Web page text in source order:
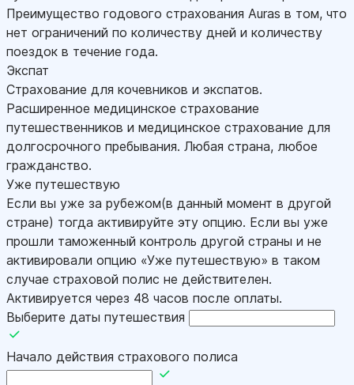
Преимущество годового страхования Auras в том, что
нет ограничений по количеству дней и количеству
поездок в течение года.
Экспат
Страхование для кочевников и экспатов.
Расширенное медицинское страхование
путешественников и медицинское страхование для
долгосрочного пребывания. Любая страна, любое
гражданство.
Уже путешествую
Если вы уже за рубежом(в данный момент в другой
стране) тогда активируйте эту опцию. Если вы уже
прошли таможенный контроль другой страны и не
активировали опцию «Уже путешествую» в таком
случае страховой полис не действителен.
Активируется через 48 часов после оплаты.
Выберите даты путешествия
Начало действия страхового полиса